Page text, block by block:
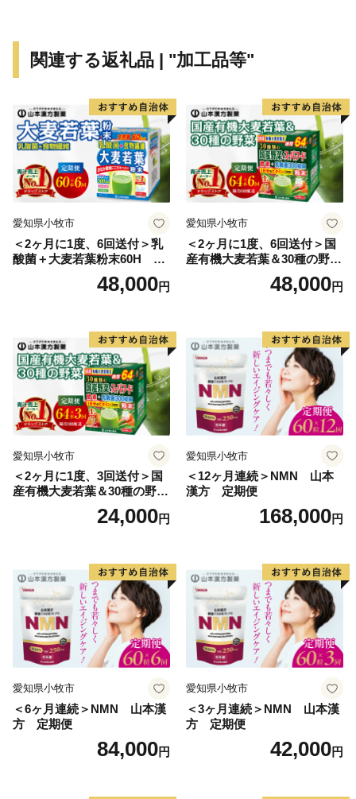
関連する返礼品 | "加工品等"
愛知県小牧市
＜2ヶ月に1度、6回送付＞乳
酸菌＋大麦若葉粉末60H 山
48,000円
愛知県小牧市
＜2ヶ月に1度、6回送付＞国
産有機大麦若葉＆30種の野
菜 山本漢方 定期便
48,000円
愛知県小牧市
＜2ヶ月に1度、3回送付＞国
産有機大麦若葉＆30種の野
菜 山本漢方 定期便
24,000円
愛知県小牧市
＜12ヶ月連続＞NMN 山本
漢方 定期便
168,000円
愛知県小牧市
＜6ヶ月連続＞NMN 山本漢
方 定期便
84,000円
愛知県小牧市
＜3ヶ月連続＞NMN 山本漢
方 定期便
42,000円